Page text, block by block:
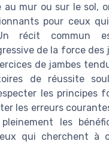
mur ou sur le sol,
pour ceux
Un récit commun
de la force des
de jambes
de réussite
les principes
les erreurs
les
qui cherchent à